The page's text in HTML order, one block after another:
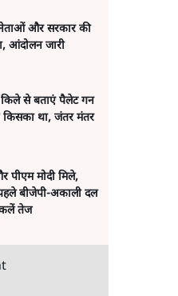
और सरकार की
आंदोलन जारी
किले से बताएं पैलेट गन
था, जंतर मंतर
पीएम मोदी मिले,
बीजेपी-अकाली दल
तेज